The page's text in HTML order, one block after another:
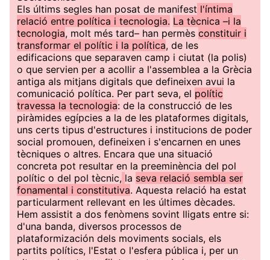
Els últims segles han posat de manifest l'íntima
relació entre política i tecnologia. La tècnica –i la
tecnologia, molt més tard– han permès constituir i
transformar el polític i la política, de les
edificacions que separaven camp i ciutat (la polis)
o que servien per a acollir a l'assemblea a la Grècia
antiga als mitjans digitals que defineixen avui la
comunicació política. Per part seva, el polític
travessa la tecnologia: de la construcció de les
piràmides egípcies a la de les plataformes digitals,
uns certs tipus d'estructures i institucions de poder
social promouen, defineixen i s'encarnen en unes
tècniques o altres. Encara que una situació
concreta pot resultar en la preeminència del pol
polític o del pol tècnic, la seva relació sembla ser
fonamental i constitutiva. Aquesta relació ha estat
particularment rellevant en les últimes dècades.
Hem assistit a dos fenòmens sovint lligats entre si:
d'una banda, diversos processos de
plataformización dels moviments socials, els
partits polítics, l'Estat o l'esfera pública i, per un